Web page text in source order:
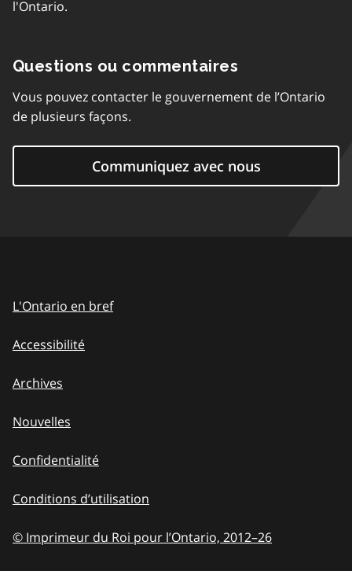
l'Ontario.
Questions ou commentaires
Vous pouvez contacter le gouvernement de l’Ontario
de plusieurs façons.
Communiquez avec nous
L'Ontario en bref
Accessibilité
Archives
Nouvelles
Confidentialité
Conditions d’utilisation
© Imprimeur du Roi pour l’Ontario, 2012–to
26